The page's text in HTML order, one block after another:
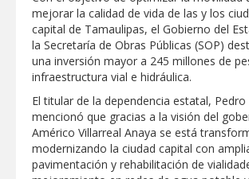
Intensificó Municipio
bacheo en cuatro
Respalda la SET
CONAEDU sobre redes
escuelas militarizadas
AVANZAN TRABAJOS
MODERNIZACIÓN EN
REFORMA; GOBIERNO
MANTIENE EL RITMO
PRIORITARIAS
Atendió Protección Civil
reportes ante lluvias
mejorar la calidad de vida de las y los
capital de Tamaulipas, el Gobierno del
la Secretaría de Obras Públicas (SOP)
una inversión mayor a 245 millones de
infraestructura vial e hidráulica.
El titular de la dependencia estatal, Pedro
mencionó que gracias a la visión del
Américo Villarreal Anaya se está
modernizando la ciudad capital con
pavimentación y rehabilitación de